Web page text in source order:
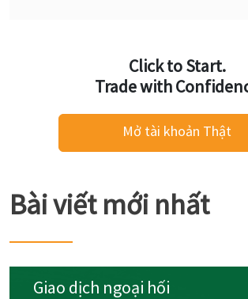
Click to Start.
Trade with
Mở tài khoản Thật
Bài viết mới nhất
Giao dịch ngoại hối